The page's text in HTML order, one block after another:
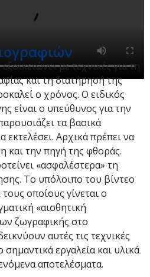
με τεχνικές για τη
και τη διατήρησή της
ο χρόνος. Ο ειδικός
είναι ο υπεύθυνος για την
τα βασικά
εκτελέσει. Αρχικά πρέπει να
και την πηγή της φθοράς.
«ασφαλέστερα» τη
Το υπόλοιπο του βίντεο
οποίους γίνεται ο
«αισθητική
ζωγραφικής στο
αυτές τις τεχνικές
εργαλεία και υλικά
αποτελέσματα.